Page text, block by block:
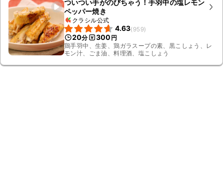
ついつい手がのびちゃう！手羽中の塩レモン
ペッパー焼き
クラシル公式
4.63(959)
20分 300 円
鶏手羽中、生姜、鶏ガラスープの素、黒こしょう、レ
モン汁、ごま油、料理酒、塩こしょう